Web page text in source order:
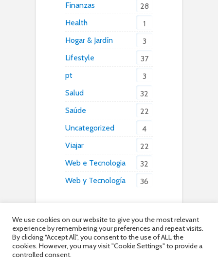
Finanzas
28
Health
1
Hogar & Jardín
3
Lifestyle
37
pt
3
Salud
32
Saúde
22
Uncategorized
4
Viajar
22
Web e Tecnologia
32
Web y Tecnología
36
Copyright © 2026. Created by OuterRim Baltics OÜ | Company
We use cookies on our website to give you the most relevant
experience by remembering your preferences and repeat visits.
By clicking “Accept All”, you consent to the use of ALL the
cookies. However, you may visit "Cookie Settings" to provide a
controlled consent.